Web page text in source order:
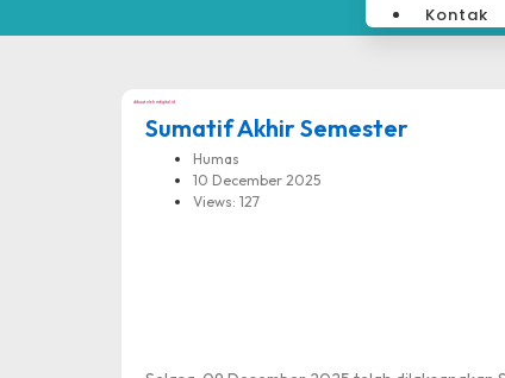
Kontak
Sumatif Akhir Semester
Humas
10 December 2025
Views: 127
dibuat oleh rrdigital.id